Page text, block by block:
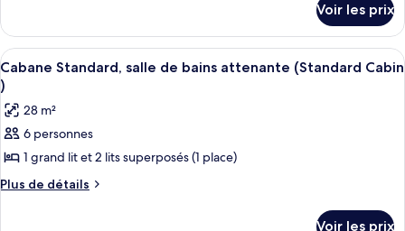
chambre :
Chambre
Familiale
le
type
de
chambre
Chambre
Familiale
Voir les prix
Afficher
toutes
les
photos
pour
ce
type
Une cabane en bois avec un toit en
6
Cabane Standard, salle de bains attenante (Standard Cabin
)
28 m²
6 personnes
1 grand lit et 2 lits superposés (1 place)
Plus de détails
Plus
Voir les prix